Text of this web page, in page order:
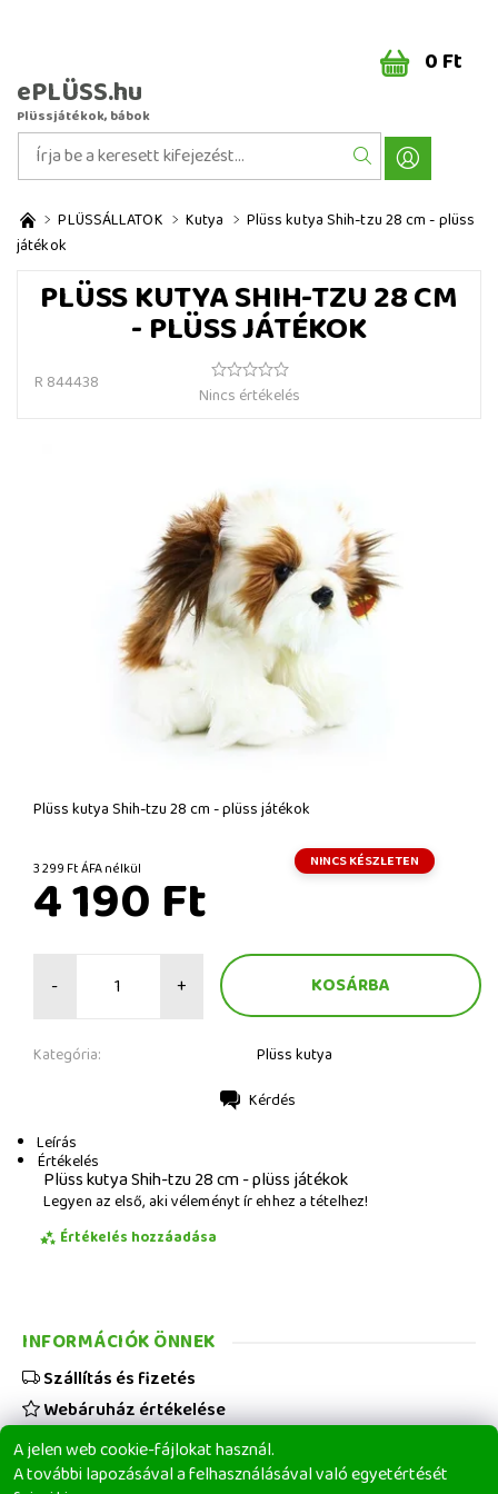
ePLÜSS.hu
Plüssjátékok, bábok
0 Ft
PLÜSSÁLLATOK Kutya
Plüss kutya Shih-tzu 28 cm - plüss
játékok
PLÜSS KUTYA SHIH-TZU 28 CM
- PLÜSS JÁTÉKOK
R 844438
Nincs értékelés
Plüss kutya Shih-tzu 28 cm - plüss játékok
3 299 Ft ÁFA nélkül NINCS KÉSZLETEN
4 190 Ft
- +
Kategória: Plüss kutya
Kérdés
Leírás
Értékelés
Plüss kutya Shih-tzu 28 cm - plüss játékok
Legyen az első, aki véleményt ír ehhez a tételhez!
Értékelés hozzáadása
A jelen web cookie-fájlokat használ.
A további lapozásával a felhasználásával való egyetértését
INFORMÁCIÓK ÖNNEK
Szállítás és fizetés
Webáruház értékelése
Viszonteladóknak
Üzleti feltételek